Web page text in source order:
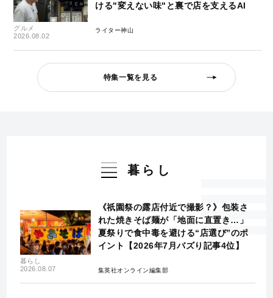
グルメ
2026.08.02
ける"変えない味"と裏で店を支えるAI
ライター神山
特集一覧を見る
暮らし
暮らし
2026.08.07
《祇園祭の露店付近で撮影？》包装さ
れた焼きそば麺が「地面に直置き…」
夏祭りで食中毒を避ける“店選び”のポ
イント【2026年7月バズり記事4位】
集英社オンライン編集部